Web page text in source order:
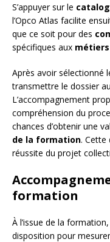
S’appuyer sur le
l’Opco Atlas facilite
que ce soit pour des
spécifiques aux
Après avoir sélectionné
transmettre le dossier
L’accompagnement
compréhension du
chances d’obtenir une
de la formation. Cette
réussite du projet
formation
À l’issue de la
disposition pour